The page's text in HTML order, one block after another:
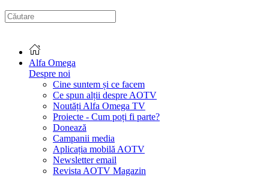
Alfa Omega
Despre noi
Cine suntem și ce facem
Ce spun alții despre AOTV
Noutăți Alfa Omega TV
Proiecte - Cum poți fi parte?
Donează
Campanii media
Aplicația mobilă AOTV
Newsletter email
Revista AOTV Magazin